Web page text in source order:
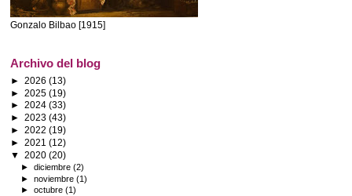
Gonzalo Bilbao [1915]
Archivo del blog
► 2026 (13)
► 2025 (19)
► 2024 (33)
► 2023 (43)
► 2022 (19)
► 2021 (12)
▼ 2020 (20)
►diciembre(2)
►noviembre(1)
►octubre(1)